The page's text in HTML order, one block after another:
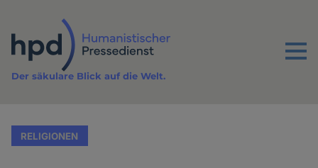
Inhalt
Menu
Der säkulare Blick auf die Welt.
RELIGIONEN